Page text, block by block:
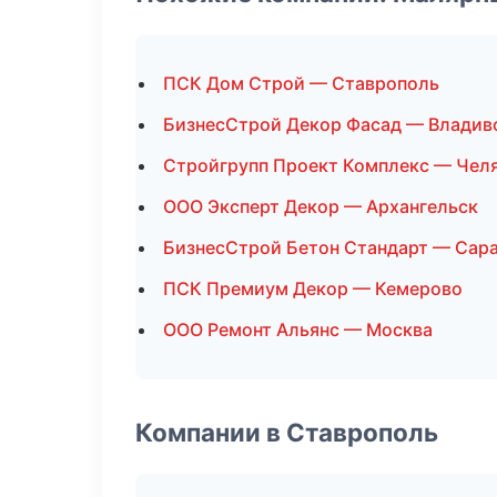
ПСК Дом Строй — Ставрополь
БизнесСтрой Декор Фасад —
Стройгрупп Проект Комплекс —
ООО Эксперт Декор — Архангельск
БизнесСтрой Бетон Стандарт —
ПСК Премиум Декор — Кемерово
ООО Ремонт Альянс — Москва
Компании в Ставрополь